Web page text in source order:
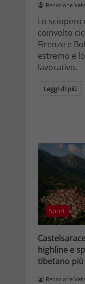
Redazione
Lo sciopero
coinvolto
Firenze e
estremo e
lavorativo.
Leggi di più
Sport
highline e
tibetano
Redazione